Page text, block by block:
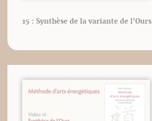
15 : Synthèse de la variante de l'Ours